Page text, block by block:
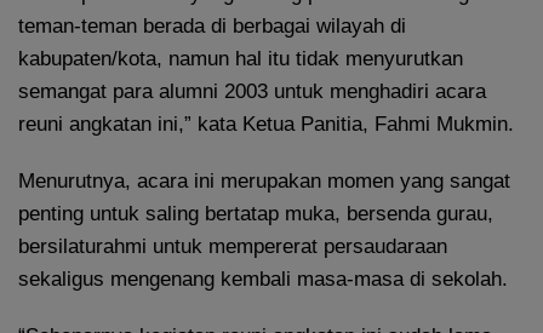
teman-teman berada di berbagai wilayah di
kabupaten/kota, namun hal itu tidak menyurutkan
semangat para alumni 2003 untuk menghadiri acara
reuni angkatan ini,” kata Ketua Panitia, Fahmi Mukmin.
Menurutnya, acara ini merupakan momen yang sangat
penting untuk saling bertatap muka, bersenda gurau,
bersilaturahmi untuk mempererat persaudaraan
sekaligus mengenang kembali masa-masa di sekolah.